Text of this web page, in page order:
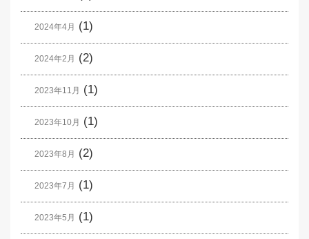
2024年4月 (1)
2024年2月 (2)
2023年11月 (1)
2023年10月 (1)
2023年8月 (2)
2023年7月 (1)
2023年5月 (1)